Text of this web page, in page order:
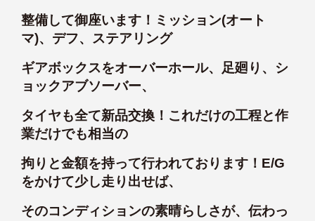
整備して御座います！ミッション(オート
マ)、デフ、ステアリング
ギアボックスをオーバーホール、足廻り、シ
ョックアブソーバー、
タイヤも全て新品交換！これだけの工程と作
業だけでも相当の
拘りと金額を持って行われております！E/G
をかけて少し走り出せば、
そのコンディションの素晴らしさが、伝わっ